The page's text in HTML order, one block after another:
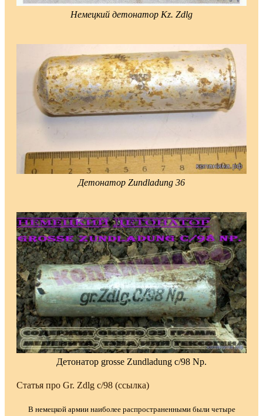
Немецкий детонатор Kz. Zdlg
Детонатор Zundladung 36
Детонатор grosse Zundladung c/98 Np.
Статья про Gr. Zdlg c/98 (ссылка)
В немецкой армии наиболее распространенными были четыре